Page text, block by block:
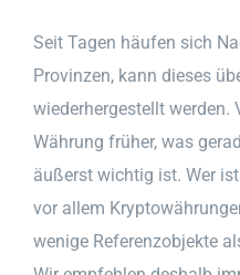
Seit Tagen häufen sich
Provinzen, kann dieses
wiederhergestellt werden.
Währung früher, was
äußerst wichtig ist. Wer
vor allem
wenige Referenzobjekte